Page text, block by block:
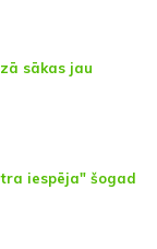
sākas jau
iespēja" šogad